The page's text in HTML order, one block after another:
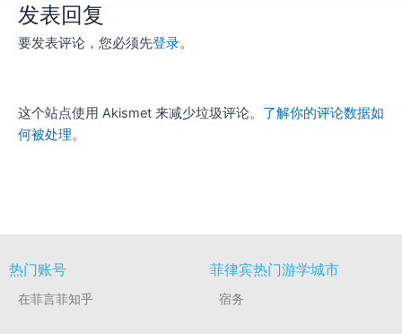
发表回复
要发表评论，您必须先登录。
这个站点使用 Akismet 来减少垃圾评论。 了解你的评论数据如
何被处理。
热门账号
在菲言菲知乎
菲律宾热门游学城市
宿务